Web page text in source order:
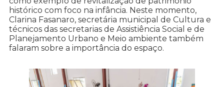
histórico com foco na infância. Neste momento,
Clarina Fasanaro, secretária municipal de Cultura e
técnicos das secretarias de Assistiência Social e de
Planejamento Urbano e Meio ambiente também
falaram sobre a importância do espaço.